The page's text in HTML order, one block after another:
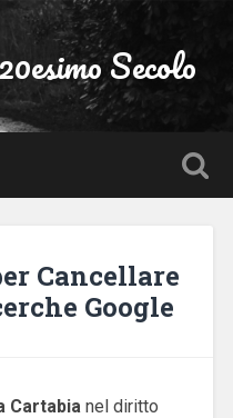
Secolo
Cancellare
Google
Cartabia nel diritto